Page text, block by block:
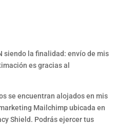
siendo la finalidad: envío de mis
es gracias al
se encuentran alojados en mis
Mailchimp ubicada en
Shield. Podrás ejercer tus